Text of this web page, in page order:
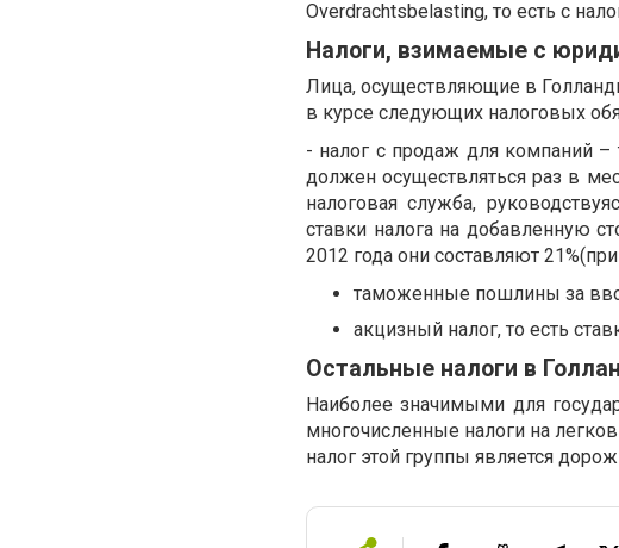
Overdrachtsbelasting, то есть с
Налоги, взимаемые с
Лица, осуществляющие в
в курсе следующих налоговых
- налог с продаж для компаний –
должен осуществляться раз в
налоговая служба,
ставки налога на добавленную
2012 года они составляют
таможенные пошлины за
акцизный налог, то есть
Остальные налоги в
Наиболее значимыми для
многочисленные налоги на
налог этой группы является